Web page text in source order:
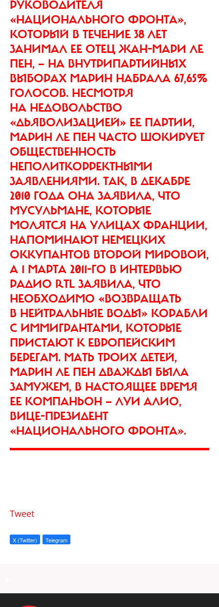
РУКОВОДИТЕЛЯ
«НАЦИОНАЛЬНОГО ФРОНТА»,
КОТОРЫЙ В ТЕЧЕНИЕ 38 ЛЕТ
ЗАНИМАЛ ЕЕ ОТЕЦ ЖАН-МАРИ ЛЕ
ПЕН, — НА ВНУТРИПАРТИЙНЫХ
ВЫБОРАХ МАРИН НАБРАЛА 67,65%
ГОЛОСОВ. НЕСМОТРЯ
НА НЕДОВОЛЬСТВО
«ДЬЯВОЛИЗАЦИЕЙ» ЕЕ ПАРТИИ,
МАРИН ЛЕ ПЕН ЧАСТО ШОКИРУЕТ
ОБЩЕСТВЕННОСТЬ
НЕПОЛИТКОРРЕКТНЫМИ
ЗАЯВЛЕНИЯМИ. ТАК, В ДЕКАБРЕ
2010 ГОДА ОНА ЗАЯВИЛА, ЧТО
МУСУЛЬМАНЕ, КОТОРЫЕ
МОЛЯТСЯ НА УЛИЦАХ ФРАНЦИИ,
НАПОМИНАЮТ НЕМЕЦКИХ
ОККУПАНТОВ ВТОРОЙ МИРОВОЙ,
А 1 МАРТА 2011-ГО В ИНТЕРВЬЮ
РАДИО RTL ЗАЯВИЛА, ЧТО
НЕОБХОДИМО «ВОЗВРАЩАТЬ
В НЕЙТРАЛЬНЫЕ ВОДЫ» КОРАБЛИ
С ИММИГРАНТАМИ, КОТОРЫЕ
ПРИСТАЮТ К ЕВРОПЕЙСКИМ
БЕРЕГАМ. МАТЬ ТРОИХ ДЕТЕЙ,
МАРИН ЛЕ ПЕН ДВАЖДЫ БЫЛА
ЗАМУЖЕМ, В НАСТОЯЩЕЕ ВРЕМЯ
ЕЕ КОМПАНЬОН — ЛУИ АЛИО,
ВИЦЕ-ПРЕЗИДЕНТ
«НАЦИОНАЛЬНОГО ФРОНТА».
Tweet
X (Twitter) Telegram